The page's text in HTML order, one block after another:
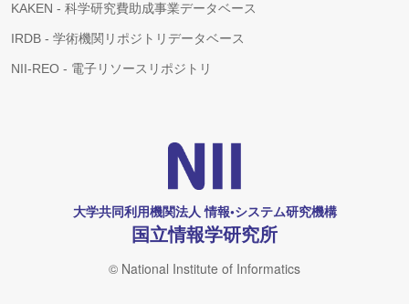
KAKEN - 科学研究費助成事業データベース
IRDB - 学術機関リポジトリデータベース
NII-REO - 電子リソースリポジトリ
大学共同利用機関法人 情報•システム研究機構
国立情報学研究所
© National Institute of Informatics